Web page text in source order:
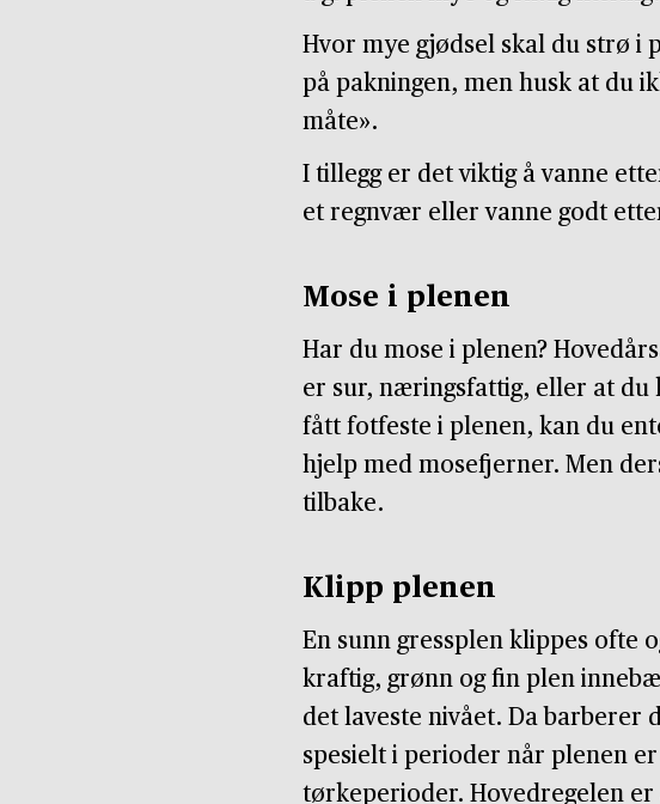
Hvor mye gjødsel skal du strø i
på pakningen, men husk at du
måte».
I tillegg er det viktig å vanne
et regnvær eller vanne godt
Mose i plenen
Har du mose i plenen?
er sur, næringsfattig, eller at
fått fotfeste i plenen, kan du
hjelp med mosefjerner. Men
tilbake.
Klipp plenen
En sunn gressplen klippes ofte
kraftig, grønn og fin plen
det laveste nivået. Da barberer
spesielt i perioder når plenen
tørkeperioder. Hovedregelen